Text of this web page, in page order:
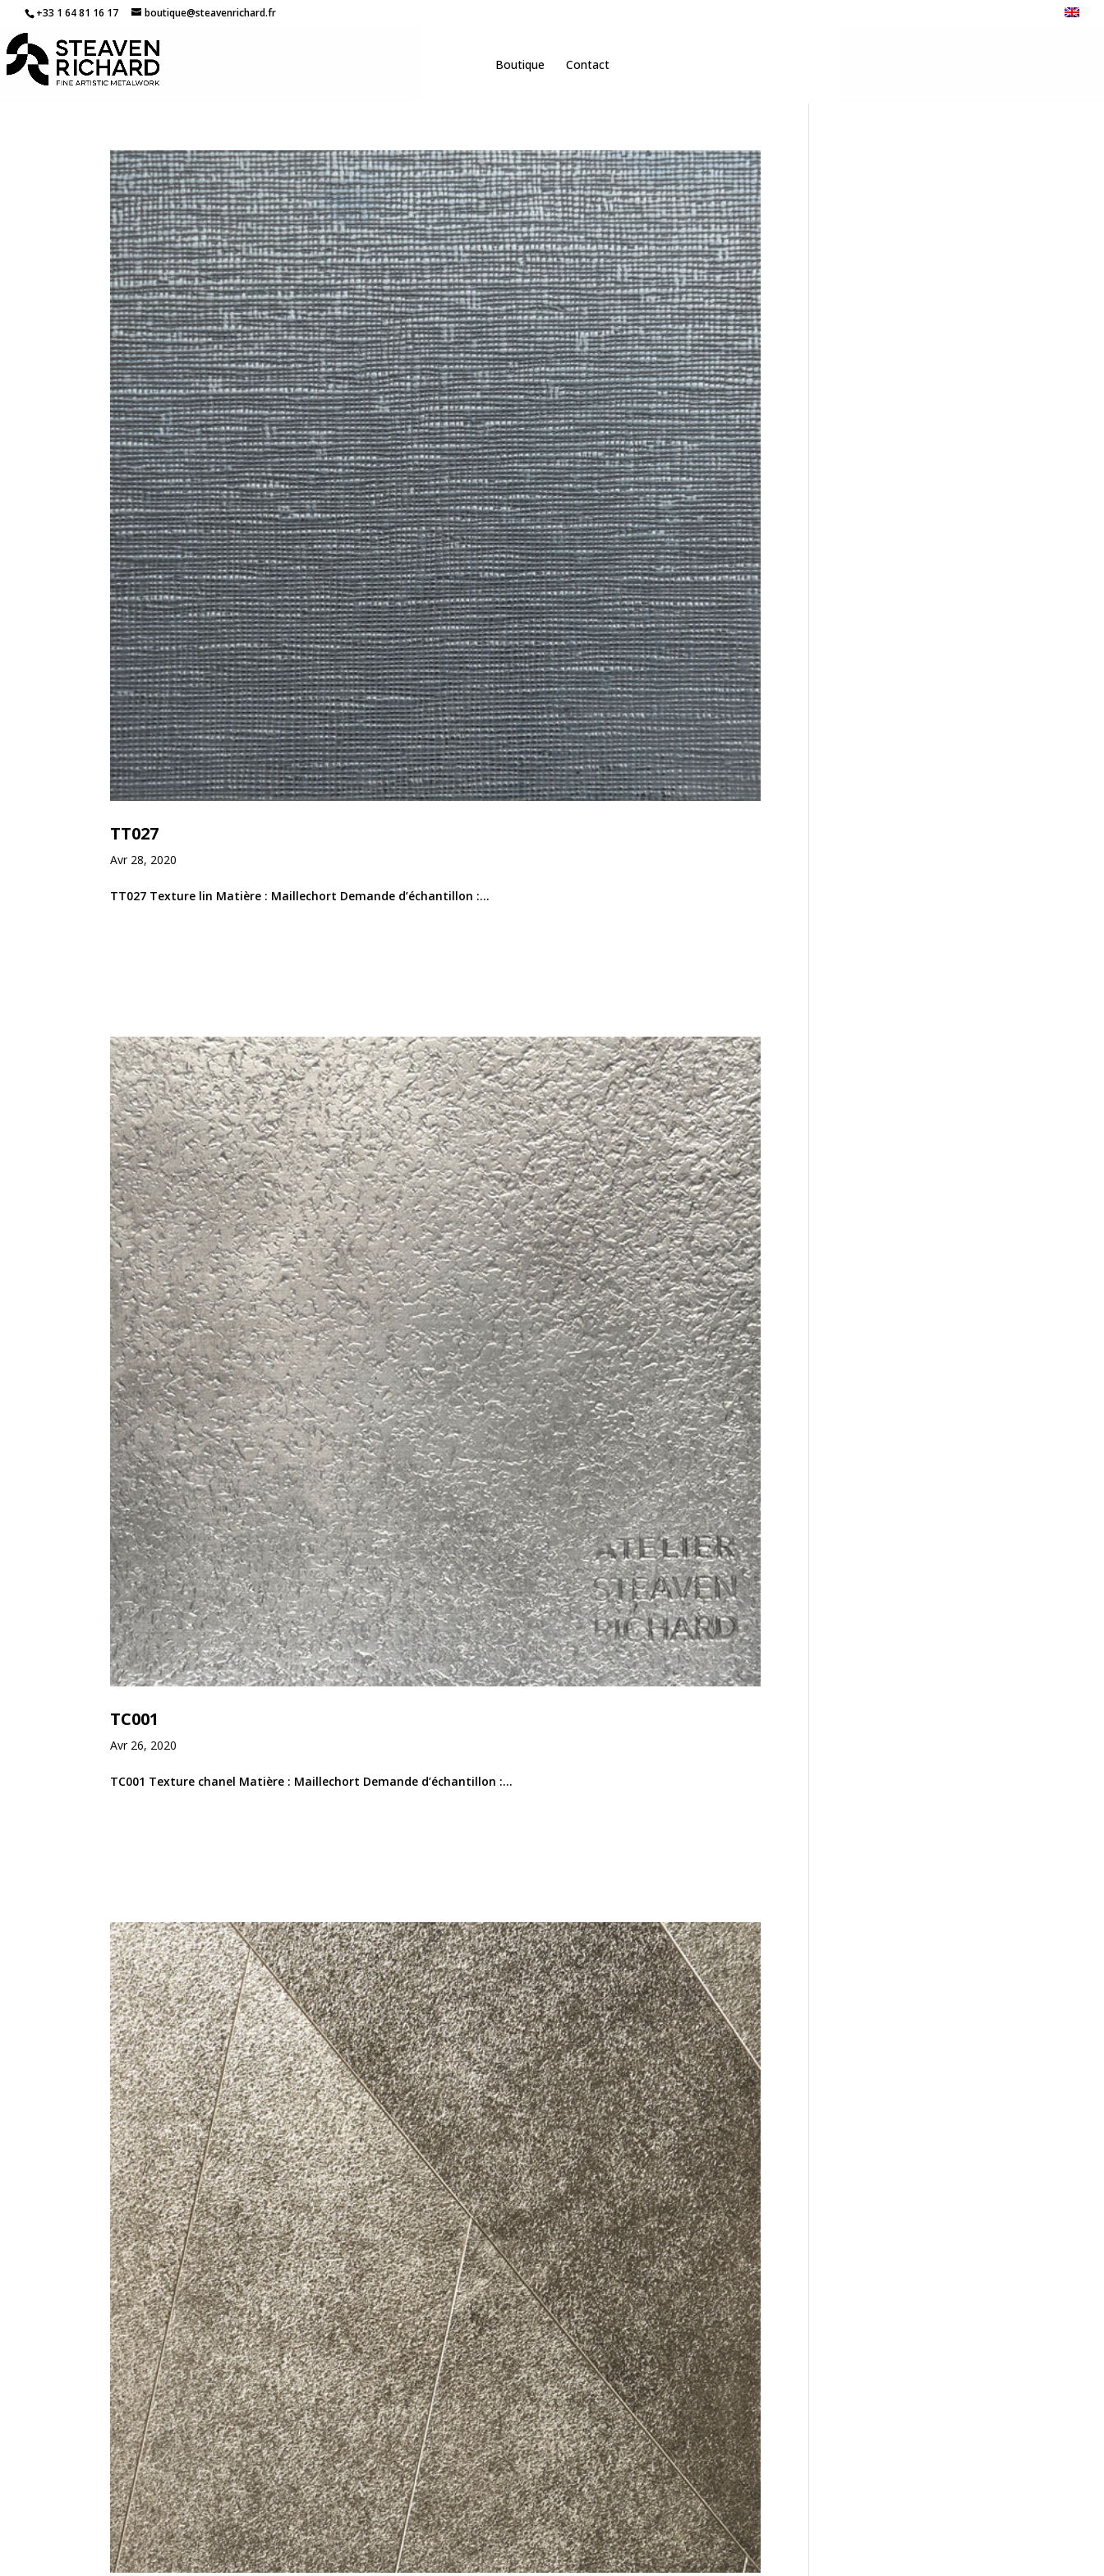
+33 1 64 81 16 17 boutique@steavenrichard.fr
Boutique Contact
dans la boutique
TT027
Avr 28, 2020
TT027 Texture lin Matière : Maillechort Demande d’échantillon :...
TC001
Avr 26, 2020
TC001 Texture chanel Matière : Maillechort Demande d’échantillon :...